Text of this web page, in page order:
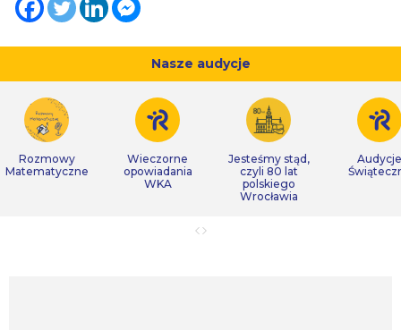
Nasze audycje
Rozmowy
Matematyczne
Wieczorne
opowiadania
WKA
Jesteśmy stąd,
czyli 80 lat
polskiego
Wrocławia
Audycje